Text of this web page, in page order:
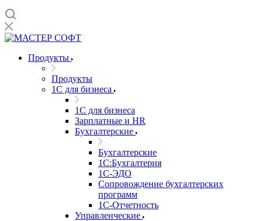
Продукты
Продукты
1С для бизнеса
1С для бизнеса
Зарплатные и HR
Бухгалтерские
Бухгалтерские
1С:Бухгалтерия
1С-ЭДО
Сопровождение бухгалтерских
программ
1С-Отчетность
Управленческие